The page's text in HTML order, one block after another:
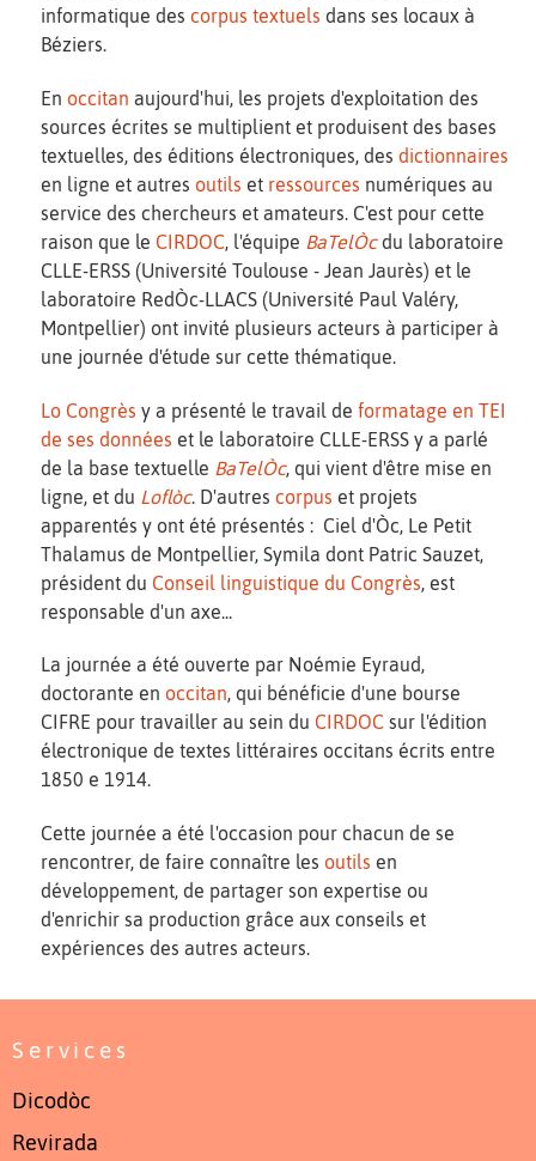
informatique des corpus textuels dans ses locaux à
Béziers.
En occitan aujourd'hui, les projets d'exploitation des
sources écrites se multiplient et produisent des bases
textuelles, des éditions électroniques, des dictionnaires
en ligne et autres outils et ressources numériques au
service des chercheurs et amateurs. C'est pour cette
raison que le CIRDOC, l'équipe BaTelÒcdu laboratoire
CLLE-ERSS (Université Toulouse - Jean Jaurès) et le
laboratoire RedÒc-LLACS (Université Paul Valéry,
Montpellier) ont invité plusieurs acteurs à participer à
une journée d'étude sur cette thématique.
Lo Congrès y a présenté le travail de formatage en TEI
de ses données et le laboratoire CLLE-ERSS y a parlé
de la base textuelle BaTelÒc, qui vient d'être mise en
ligne, et du Loflòc. D'autres corpus et projets
apparentés y ont été présentés : Ciel d'Òc, Le Petit
Thalamus de Montpellier, Symila dont Patric Sauzet,
président du Conseil linguistique du Congrès, est
responsable d'un axe...
La journée a été ouverte par Noémie Eyraud,
doctorante en occitan, qui bénéficie d'une bourse
CIFRE pour travailler au sein du CIRDOC sur l'édition
électronique de textes littéraires occitans écrits entre
1850 e 1914.
Cette journée a été l'occasion pour chacun de se
rencontrer, de faire connaître les outils en
développement, de partager son expertise ou
d'enrichir sa production grâce aux conseils et
expériences des autres acteurs.
Services
Dicodòc
Revirada